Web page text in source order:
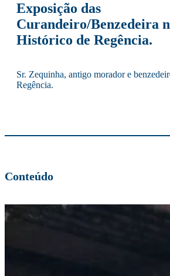
Exposição das
Curandeiro/Benzedeira
Histórico de Regência.
Sr. Zequinha, antigo morador e
Regência.
Conteúdo